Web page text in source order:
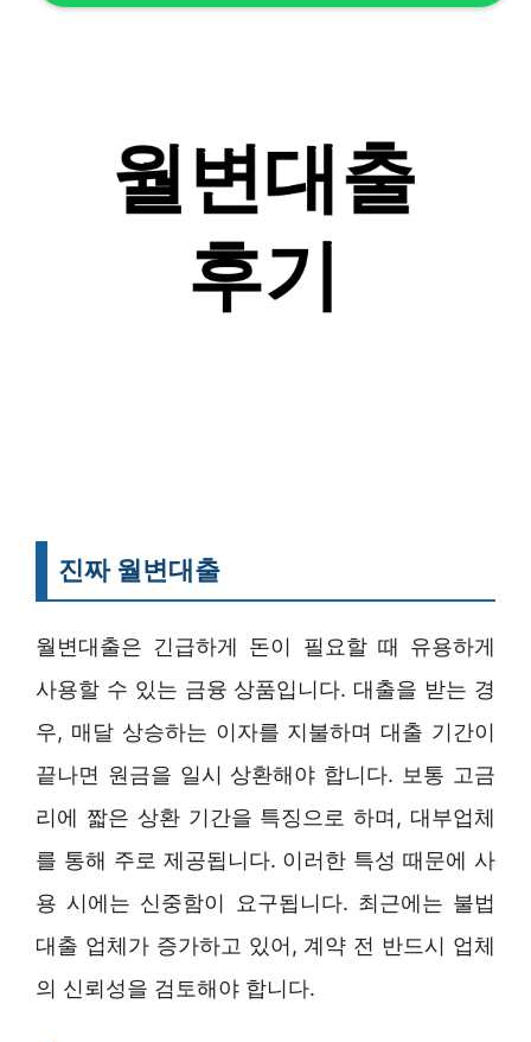
진짜 월변대출
월변대출은 긴급하게 돈이 필요할 때 유용하게
사용할 수 있는 금융 상품입니다. 대출을 받는 경
우, 매달 상승하는 이자를 지불하며 대출 기간이
끝나면 원금을 일시 상환해야 합니다. 보통 고금
리에 짧은 상환 기간을 특징으로 하며, 대부업체
를 통해 주로 제공됩니다. 이러한 특성 때문에 사
용 시에는 신중함이 요구됩니다. 최근에는 불법
대출 업체가 증가하고 있어, 계약 전 반드시 업체
의 신뢰성을 검토해야 합니다.